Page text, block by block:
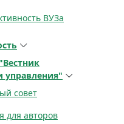
ВУЗа
управления"
совет
для авторов